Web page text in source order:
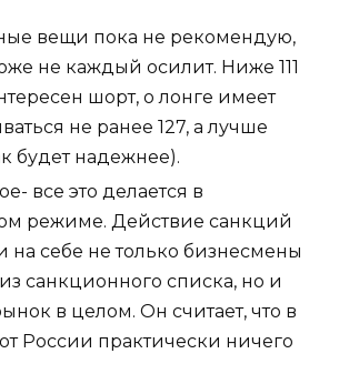
вещи пока не рекомендую,
не каждый осилит. Ниже 111
шорт, о лонге имеет
не ранее 127, а лучше
будет надежнее).
все это делается в
режиме. Действие санкций
на себе не только бизнесмены
санкционного списка, но и
в целом. Он считает, что в
России практически ничего